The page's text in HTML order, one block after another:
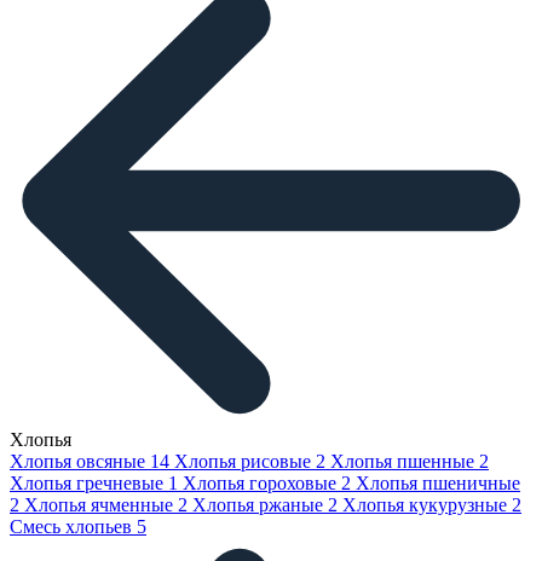
Хлопья
Хлопья овсяные 14 Хлопья рисовые 2 Хлопья пшенные 2
Хлопья гречневые 1 Хлопья гороховые 2 Хлопья пшеничные
2 Хлопья ячменные 2 Хлопья ржаные 2 Хлопья кукурузные 2
Смесь хлопьев 5